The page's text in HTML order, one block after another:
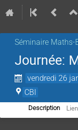
Séminaire Maths-
Journée:
vendredi 26
CBI
Description